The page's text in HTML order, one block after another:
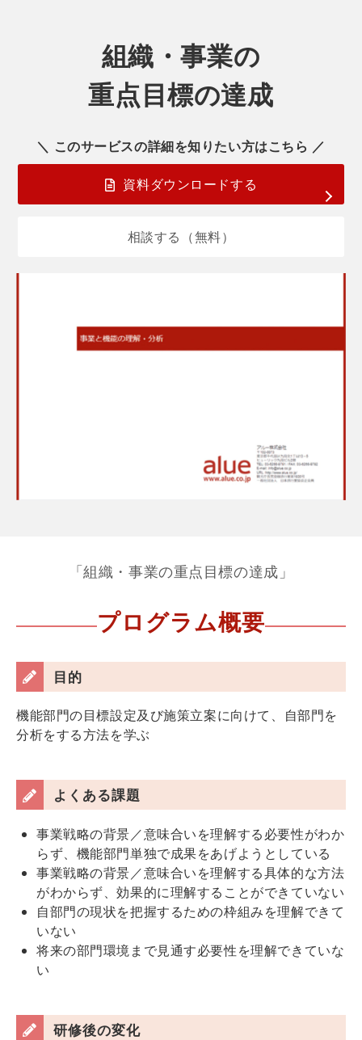
組織・事業の
重点目標の達成
＼ このサービスの詳細を知りたい方はこちら ／
資料ダウンロードする
相談する（無料）
「組織・事業の重点目標の達成」
プログラム概要
目的
機能部門の目標設定及び施策立案に向けて、自部門を
分析をする方法を学ぶ
よくある課題
事業戦略の背景／意味合いを理解する必要性がわか
らず、機能部門単独で成果をあげようとしている
事業戦略の背景／意味合いを理解する具体的な方法
がわからず、効果的に理解することができていない
自部門の現状を把握するための枠組みを理解できて
いない
将来の部門環境まで見通す必要性を理解できていな
い
研修後の変化